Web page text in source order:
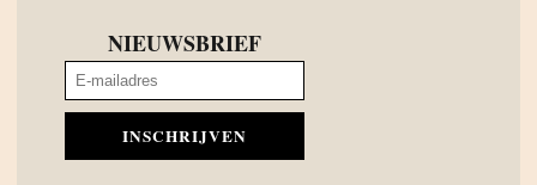
NIEUWSBRIEF
INSCHRIJVEN